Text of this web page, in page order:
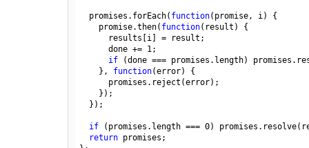
  promises.forEach(
function(promise, i)
{
    promise.then(
function(result)
{
      results[i] = result;
      done +=
1;
if (done === promises.length)
    },
function(error)
{
      promises.reject(error);
    });
  });
if (promises.length === 0)
return promises;